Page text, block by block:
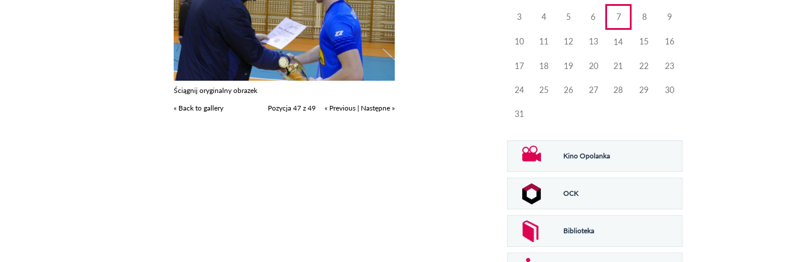
Ściągnij oryginalny obrazek
« Back to gallery
Pozycja 47 z 49 « Previous | Następne »
3 4 5 6 7 8 9
10 11 12 13 14 15 16
17 18 19 20 21 22 23
24 25 26 27 28 29 30
31
Kino Opolanka
OCK
Biblioteka